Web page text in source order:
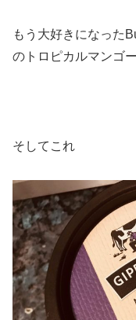
もう大好きになった
のトロピカルマンゴ
そしてこれ